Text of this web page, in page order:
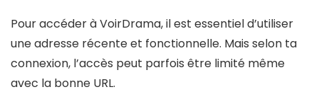
Pour accéder à VoirDrama, il est essentiel d’utiliser
une adresse récente et fonctionnelle. Mais selon ta
connexion, l’accès peut parfois être limité même
avec la bonne URL.